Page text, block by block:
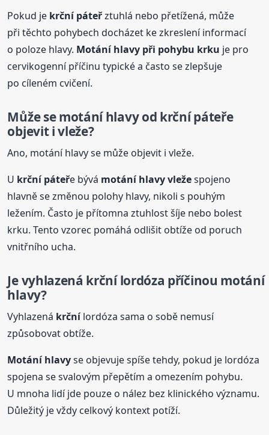
Pokud je krční páteřztuhlá nebo přetížená, může
při těchto pohybech docházet ke zkreslení informací
o poloze hlavy. Motání hlavy při pohybu krku je pro
cervikogenní příčinu typické a často se zlepšuje
po cíleném cvičení.
Může se motání hlavy od krčnípáteře
objevit i vleže?
Ano, motání hlavy se může objevit i vleže.
U krční páteře bývá motání hlavy vležespojeno
hlavně se změnou polohy hlavy, nikoli s pouhým
ležením. Často je přítomna ztuhlost šíje nebo bolest
krku. Tento vzorec pomáhá odlišit obtíže od poruch
vnitřního ucha.
Je vyhlazená krčnílordóza příčinou motání
hlavy?
Vyhlazená krčnílordóza sama o sobě nemusí
způsobovat obtíže.
Motání hlavyse objevuje spíše tehdy, pokud je lordóza
spojena se svalovým přepětím a omezením pohybu.
U mnoha lidí jde pouze o nález bez klinického významu.
Důležitý je vždy celkový kontext potíží.